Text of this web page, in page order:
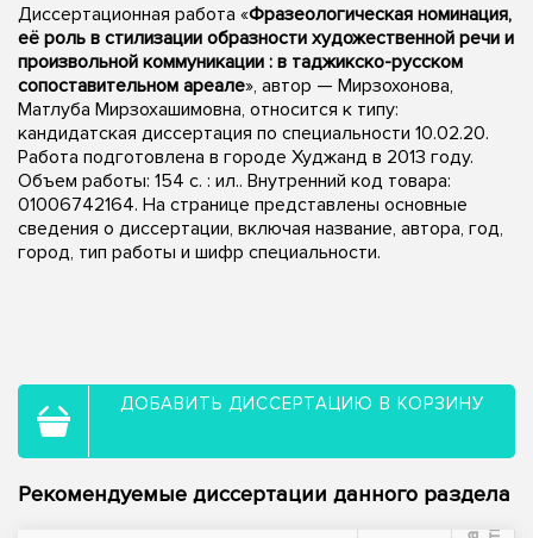
Диссертационная работа «Фразеологическая номинация,
её роль в стилизации образности художественной речи и
произвольной коммуникации : в таджикско-русском
сопоставительном ареале», автор — Мирзохонова,
Матлуба Мирзохашимовна, относится к типу:
кандидатская диссертация по специальности 10.02.20.
Работа подготовлена в городе Худжанд в 2013 году.
Объем работы: 154 с. : ил.. Внутренний код товара:
01006742164. На странице представлены основные
сведения о диссертации, включая название, автора, год,
город, тип работы и шифр специальности.
ДОБАВИТЬ ДИССЕРТАЦИЮ В КОРЗИНУ
Рекомендуемые диссертации данного раздела